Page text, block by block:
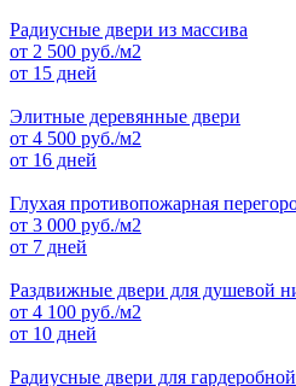
Радиусные двери из массива
от 2 500 руб./м2
от 15 дней
Элитные деревянные двери
от 4 500 руб./м2
от 16 дней
Глухая противопожарная
от 3 000 руб./м2
от 7 дней
Раздвижные двери для душевой
от 4 100 руб./м2
от 10 дней
Радиусные двери для гардеробной